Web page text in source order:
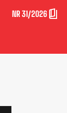
NR 31/2026